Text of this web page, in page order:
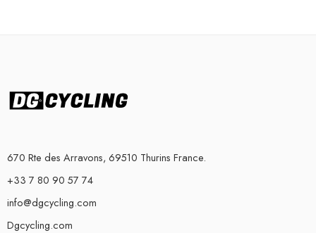
670 Rte des Arravons, 69510 Thurins France.
+33 7 80 90 57 74
info@dgcycling.com
Dgcycling.com